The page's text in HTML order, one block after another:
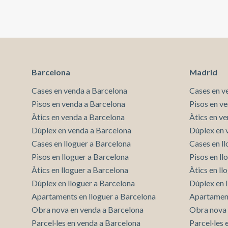
Barcelona
Cases en venda a Barcelona
Pisos en venda a Barcelona
Àtics en venda a Barcelona
Dúplex en venda a Barcelona
Cases en lloguer a Barcelona
Pisos en lloguer a Barcelona
Àtics en lloguer a Barcelona
Dúplex en lloguer a Barcelona
Apartaments en lloguer a Barcelona
Obra nova en venda a Barcelona
Parcel·les en venda a Barcelona
Madrid
Cases en
Pisos en
Àtics en
Dúplex en
Cases en
Pisos en
Àtics en
Dúplex en
Obra nova
Parcel·les